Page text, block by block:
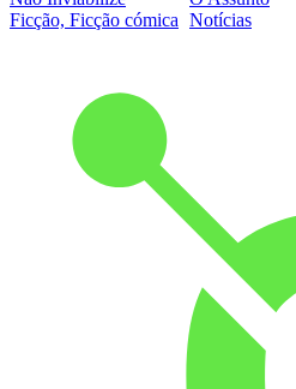
Ficção, Ficção cómica Notícias